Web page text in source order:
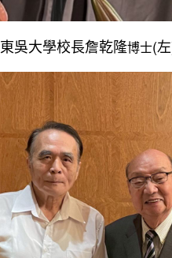
東吳大學校長詹乾隆博士(